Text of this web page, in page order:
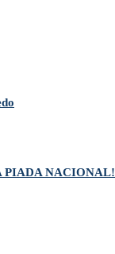
PIADA NACIONAL!